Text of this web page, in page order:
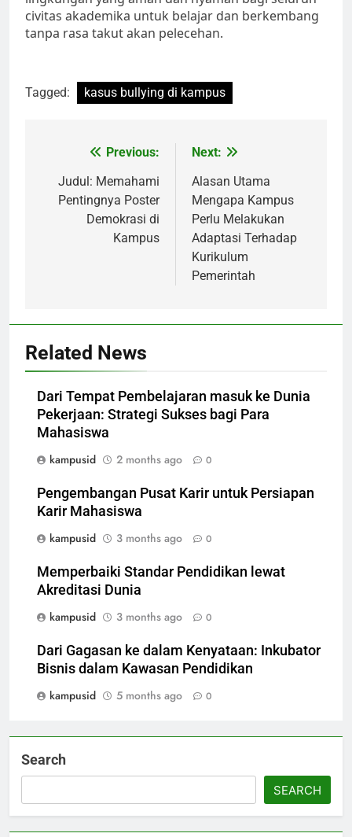
civitas akademika untuk belajar dan berkembang
tanpa rasa takut akan pelecehan.
Tagged: kasus bullying di kampus
navigation
Previous:
Judul: Memahami
Pentingnya Poster
Demokrasi di
Kampus
Next:
Alasan Utama
Mengapa Kampus
Perlu Melakukan
Adaptasi Terhadap
Kurikulum
Pemerintah
Related News
Dari Tempat Pembelajaran masuk ke Dunia
Pekerjaan: Strategi Sukses bagi Para
Mahasiswa
kampusid
2 months ago 0
Pengembangan Pusat Karir untuk Persiapan
Karir Mahasiswa
kampusid
3 months ago 0
Memperbaiki Standar Pendidikan lewat
Akreditasi Dunia
kampusid
3 months ago 0
Dari Gagasan ke dalam Kenyataan: Inkubator
Bisnis dalam Kawasan Pendidikan
kampusid
5 months ago 0
Search
SEARCH